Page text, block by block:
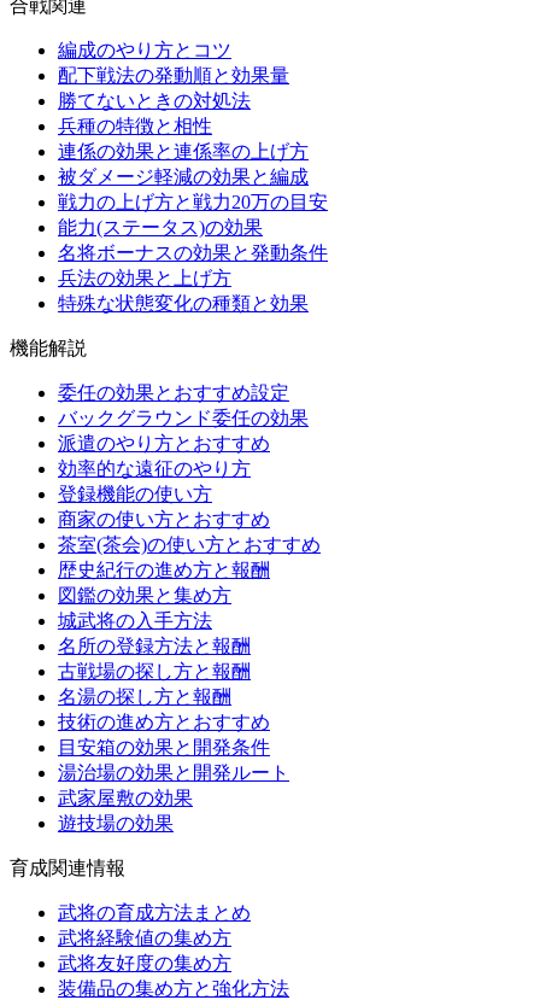
合戦関連
編成のやり方とコツ
配下戦法の発動順と効果量
勝てないときの対処法
兵種の特徴と相性
連係の効果と連係率の上げ方
被ダメージ軽減の効果と編成
戦力の上げ方と戦力20万の目安
能力(ステータス)の効果
名将ボーナスの効果と発動条件
兵法の効果と上げ方
特殊な状態変化の種類と効果
機能解説
委任の効果とおすすめ設定
バックグラウンド委任の効果
派遣のやり方とおすすめ
効率的な遠征のやり方
登録機能の使い方
商家の使い方とおすすめ
茶室(茶会)の使い方とおすすめ
歴史紀行の進め方と報酬
図鑑の効果と集め方
城武将の入手方法
名所の登録方法と報酬
古戦場の探し方と報酬
名湯の探し方と報酬
技術の進め方とおすすめ
目安箱の効果と開発条件
湯治場の効果と開発ルート
武家屋敷の効果
遊技場の効果
育成関連情報
武将の育成方法まとめ
武将経験値の集め方
武将友好度の集め方
装備品の集め方と強化方法